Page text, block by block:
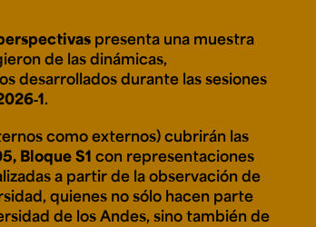
Posgrados
presenta una muestra
de las dinámicas,
desarrollados durante las sesiones
.
como externos) cubrirán las
Bloque S1 con representaciones
a partir de la observación de
quienes no sólo hacen parte
de los Andes, sino también de